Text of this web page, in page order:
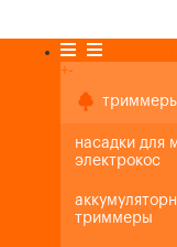
+-
насадки для
электрокос
триммеры